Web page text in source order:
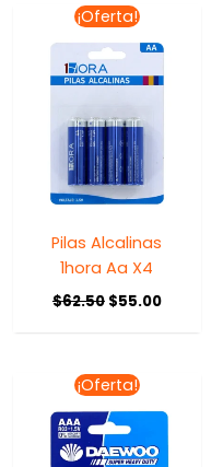
¡Oferta!
Pilas Alcalinas
1hora Aa X4
$62.50
El
precio
original
era:
$62.50.
$55.00
actual
$55.00.
¡Oferta!
El
precio
original
era:
$69.00.
actual